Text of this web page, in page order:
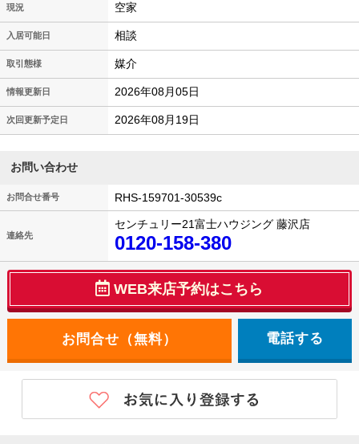
現況 空家
入居可能日 相談
取引態様 媒介
情報更新日 2026年08月05日
次回更新予定日 2026年08月19日
お問い合わせ
お問合せ番号 RHS-159701-30539c
連絡先
センチュリー21富士ハウジング 藤沢店
0120-158-380
WEB来店予約はこちら
電話する